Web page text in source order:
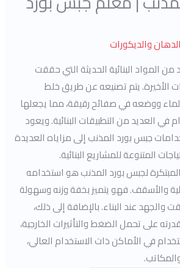
والديكورات
من المواد البنائية الحديثة التي حققت
الأخيرة. يتم تصنيعه عن طريق خلط
ووضعه في صفائح رقيقة، مما يجعلها
في العديد من التطبيقات البنائية. ويعود
جبس بورد المذنب إلى مزاياه العديدة
المتنوعة للمشاريع البنائية.
لجبس بورد المذنب هو استخدامه
والأسقف. فهو يتميز بخفة وزنه وسهولة
والجهد عند البناء. بالإضافة إلى ذلك،
على تحمل الضغط والتأثيرات الخارجية،
في الأماكن ذات الاستخدام العالي،